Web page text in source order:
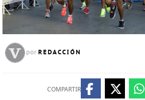
por REDACCIÓN
COMPARTIR